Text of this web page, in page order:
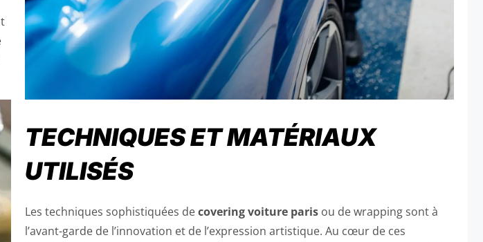
TECHNIQUES ET MATÉRIAUX
UTILISÉS
Les techniques sophistiquées decovering voiture paris ou de wrapping sont à
l’avant-garde de l’innovation et de l’expression artistique. Au cœur de ces